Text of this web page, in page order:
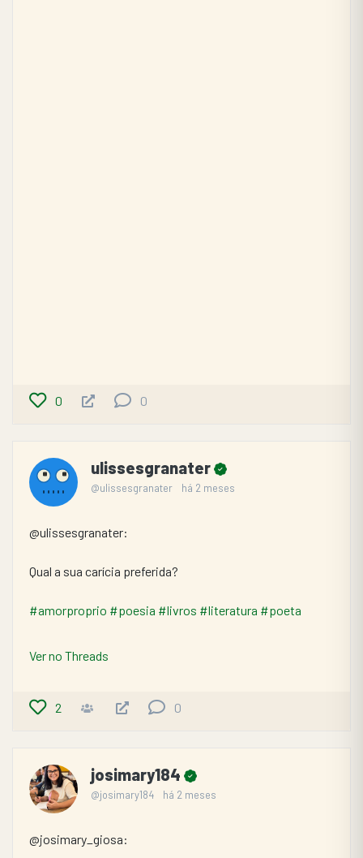
0 0
ulissesgranater
@ulissesgranater há 2 meses
@ulissesgranater:
Qual a sua carícia preferida?
#amorproprio #poesia #livros #literatura #poeta
Ver no Threads
2 0
josimary184
@josimary184 há 2 meses
@josimary_giosa: